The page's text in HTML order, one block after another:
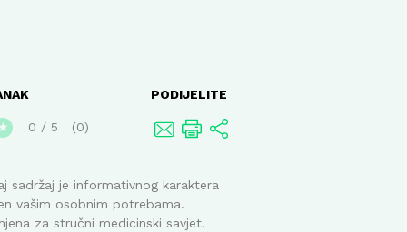
0 / 5 0
PODIJELITE
sadržaj je informativnog karaktera
vašim osobnim potrebama.
za stručni medicinski savjet.